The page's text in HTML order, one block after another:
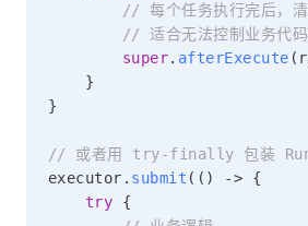
// 每个任务执行完后，
// 适合无法控制业务代
super. afterExecute ( r
}
}
// 或者用 try-finally 包装
executor . submit ( ( ) ->
{
try
{